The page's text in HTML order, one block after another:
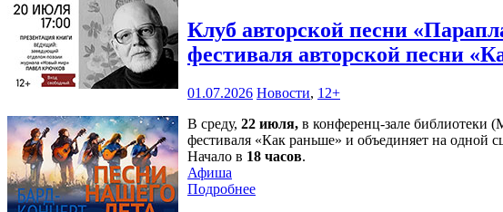
Клуб авторской песни
фестиваля авторской песни
01.07.2026 Новости, 12+
В среду, 22 июля, в конференц-зале библиотеки
фестиваля «Как раньше» и объединяет на одной
Начало в 18 часов.
Афиша
Подробнее